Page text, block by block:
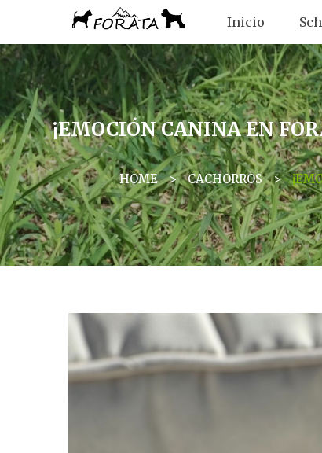
Inicio
¡EMOCIÓN CANINA EN
HOME > CACHORROS >